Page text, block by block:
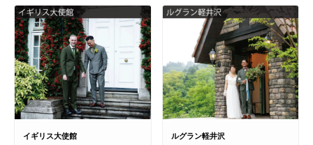
イギリス大使館 ルグラン軽井沢